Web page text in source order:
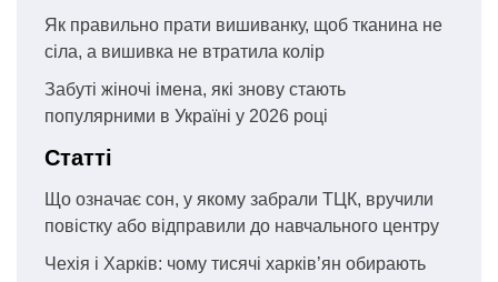
Як правильно прати вишиванку, щоб тканина не
сіла, а вишивка не втратила колір
Забуті жіночі імена, які знову стають
популярними в Україні у 2026 році
Статті
Що означає сон, у якому забрали ТЦК, вручили
повістку або відправили до навчального центру
Чехія і Харків: чому тисячі харків’ян обирають